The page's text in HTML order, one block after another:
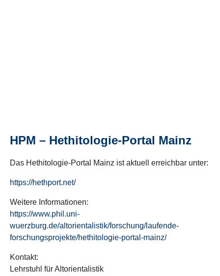
HPM – Hethitologie-Portal Mainz
Das Hethitologie-Portal Mainz ist aktuell erreichbar unter:
https://hethport.net/
Weitere Informationen:
https://www.phil.uni-
wuerzburg.de/altorientalistik/forschung/laufende-
forschungsprojekte/hethitologie-portal-mainz/
Kontakt:
Lehrstuhl für Altorientalistik